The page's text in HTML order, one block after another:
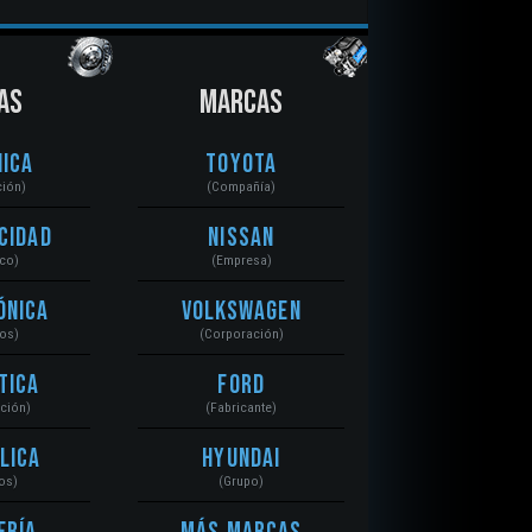
MARCAS
Toyota
(Compañía)
Nissan
(Empresa)
Volkswagen
(Corporación)
Ford
(Fabricante)
Hyundai
(Grupo)